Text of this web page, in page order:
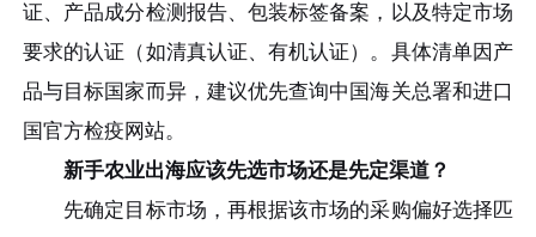
证、产品成分检测报告、包装标签备案，以及特定市场
要求的认证（如清真认证、有机认证）。具体清单因产
品与目标国家而异，建议优先查询中国海关总署和进口
国官方检疫网站。
新手农业出海应该先选市场还是先定渠道？
先确定目标市场，再根据该市场的采购偏好选择匹